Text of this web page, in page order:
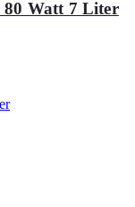
Watt 7 Liter